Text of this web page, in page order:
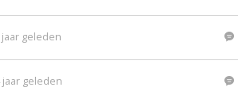
jaar geleden
jaar geleden